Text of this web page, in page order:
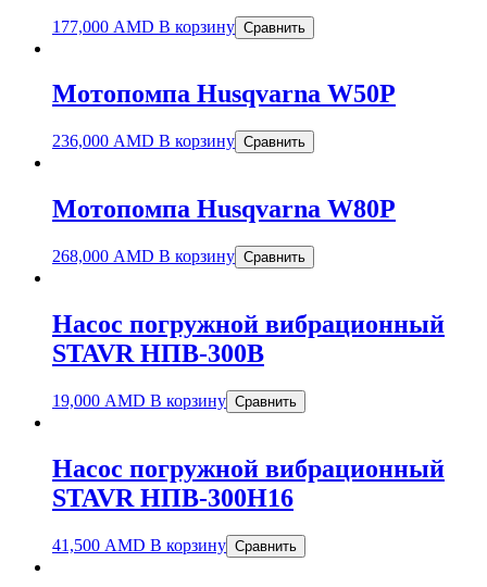
177,000 AMD В корзину Сравнить
Мотопомпа Husqvarna W50P
236,000 AMD В корзину Сравнить
Мотопомпа Husqvarna W80P
268,000 AMD В корзину Сравнить
Насос погружной вибрационный
STAVR НПВ-300В
19,000 AMD В корзину Сравнить
Насос погружной вибрационный
STAVR НПВ-300Н16
41,500 AMD В корзину Сравнить